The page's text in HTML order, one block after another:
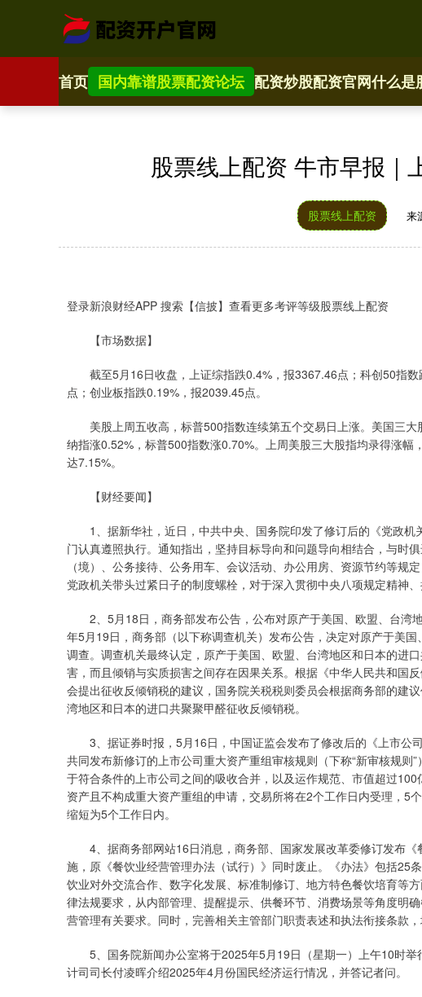
首页 国内靠谱股票配资论坛 配资炒股配资官网什么是
股票线上配资 牛市早报｜
股票线上配资 来
登录新浪财经APP 搜索【信披】查看更多考评等级股票线上配资
【市场数据】
截至5月16日收盘，上证综指跌0.4%，报3367.46点；科创50指数
点；创业板指跌0.19%，报2039.45点。
美股上周五收高，标普500指数连续第五个交易日上涨。美国三大
纳指涨0.52%，标普500指数涨0.70%。上周美股三大股指均录得涨
达7.15%。
【财经要闻】
1、据新华社，近日，中共中央、国务院印发了修订后的《党政机
门认真遵照执行。通知指出，坚持目标导向和问题导向相结合，与时
（境）、公务接待、公务用车、会议活动、办公用房、资源节约等
党政机关带头过紧日子的制度螺栓，对于深入贯彻中央八项规定精神、
2、5月18日，商务部发布公告，公布对原产于美国、欧盟、台湾
年5月19日，商务部（以下称调查机关）发布公告，决定对原产于美
调查。调查机关最终认定，原产于美国、欧盟、台湾地区和日本的进
害，而且倾销与实质损害之间存在因果关系。根据《中华人民共和国
会提出征收反倾销税的建议，国务院关税税则委员会根据商务部的建
湾地区和日本的进口共聚聚甲醛征收反倾销税。
3、据证券时报，5月16日，中国证监会发布了修改后的《上市公
共同发布新修订的上市公司重大资产重组审核规则（下称“新审核规
于符合条件的上市公司之间的吸收合并，以及运作规范、市值超过
资产且不构成重大资产重组的申请，交易所将在2个工作日内受理，5
缩短为5个工作日内。
4、据商务部网站16日消息，商务部、国家发展改革委修订发布《
施，原《餐饮业经营管理办法（试行）》同时废止。《办法》包括25
饮业对外交流合作、数字化发展、标准制修订、地方特色餐饮培育等
律法规要求，从内部管理、提醒提示、供餐环节、消费场景等角度明
营管理有关要求。同时，完善相关主管部门职责表述和执法衔接条款
5、国务院新闻办公室将于2025年5月19日（星期一）上午10时举
计司司长付凌晖介绍2025年4月份国民经济运行情况，并答记者问。